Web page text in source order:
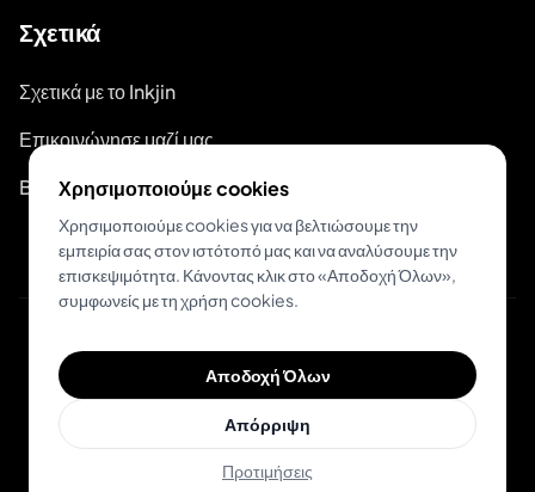
Σχετικά
Σχετικά με το Inkjin
Επικοινώνησε μαζί μας
Branding Kit
© 2026 Inkjin
Πολιτική ΑπορρήτουΌροι Χρήσης
Χρησιμοποιούμε cookies
Χρησιμοποιούμε cookies για να βελτιώσουμε την
εμπειρία σας στον ιστότοπό μας και να αναλύσουμε την
επισκεψιμότητα. Κάνοντας κλικ στο «Αποδοχή Όλων»,
συμφωνείς με τη χρήση cookies.
Αποδοχή Όλων
Απόρριψη
Προτιμήσεις